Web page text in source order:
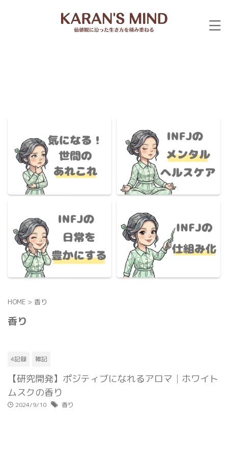
HOME > 香り
香り
4記録 雑記
【研究開発】ポジティブになれるアロマ│ホワイト
ムスクの香り
2024/9/10 香り